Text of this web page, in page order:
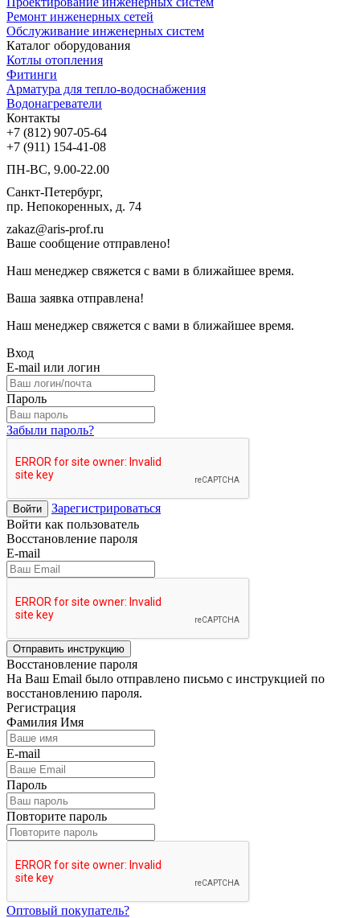
Ремонт инженерных сетей
Обслуживание инженерных систем
Каталог оборудования
Котлы отопления
Фитинги
Арматура для тепло-водоснабжения
Водонагреватели
Контакты
+7 (812) 907-05-64
+7 (911) 154-41-08
ПН-ВС, 9.00-22.00
Санкт-Петербург,
пр. Непокоренных, д. 74
zakaz@aris-prof.ru
Ваше сообщение отправлено!
Наш менеджер свяжется с вами в ближайшее время.
Ваша заявка отправлена!
Наш менеджер свяжется с вами в ближайшее время.
Вход
E-mail или логин
Пароль
Забыли пароль?
Войти
Зарегистрироваться
Войти как пользователь
Восстановление пароля
E-mail
Отправить инструкцию
Восстановление пароля
На Ваш Email было отправлено письмо с инструкцией по
восстановлению пароля.
Регистрация
Фамилия Имя
E-mail
Пароль
Повторите пароль
Оптовый покупатель?